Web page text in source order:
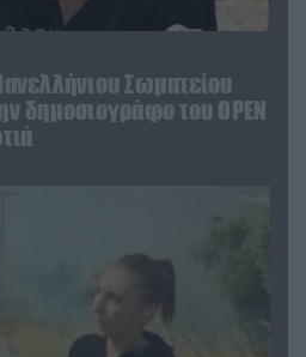
Σωματείου
δημοσιογράφο του OPEN